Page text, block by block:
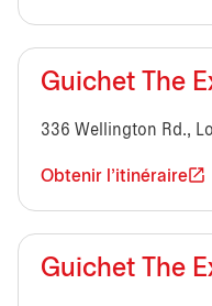
Guichet The
336 Wellington Rd.,
Obtenir l'itinéraire
Guichet The